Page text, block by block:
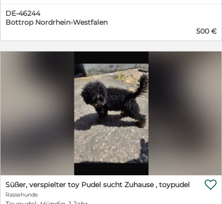
DE-46244
Bottrop Nordrhein-Westfalen
500 €
Süßer, verspielter toy Pudel sucht Zuhause , toypudel
Rassehunde
